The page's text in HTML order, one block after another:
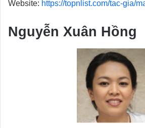
Website: https://topnlist.com/tac-gia/
Nguyễn Xuân Hồng